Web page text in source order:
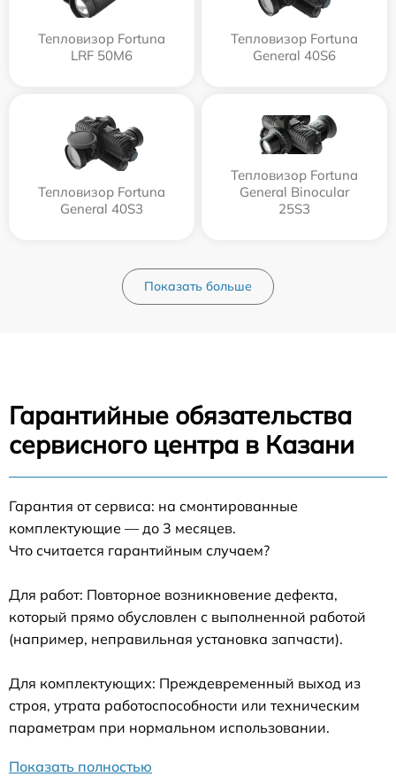
Тепловизор Fortuna
LRF 50M6
Тепловизор Fortuna
General 40S6
Тепловизор Fortuna
General 40S3
Тепловизор Fortuna
General Binocular
25S3
Показать больше
Гарантийные обязательства
сервисного центра в Казани
Гарантия от сервиса: на смонтированные
комплектующие — до 3 месяцев.
Что считается гарантийным случаем?
Для работ: Повторное возникновение дефекта,
который прямо обусловлен с выполненной работой
(например, неправильная установка запчасти).
Для комплектующих: Преждевременный выход из
строя, утрата работоспособности или техническим
параметрам при нормальном использовании.
Показать полностью